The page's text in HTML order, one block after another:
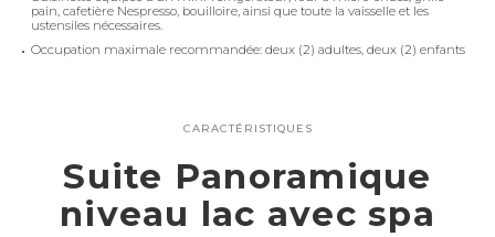
pain, cafetière Nespresso, bouilloire, ainsi que toute la vaisselle et les
ustensiles nécessaires.
Occupation maximale recommandée: deux (2) adultes, deux (2) enfants
CARACTÉRISTIQUES
Suite Panoramique
niveau lac avec spa